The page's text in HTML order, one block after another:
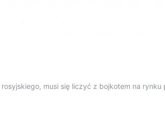
musi się liczyć z bojkotem na rynku